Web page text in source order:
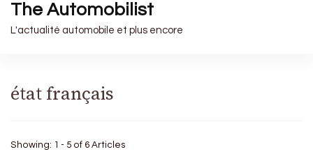
The Automobilist
L'actualité automobile et plus encore
état français
Showing: 1 - 5 of 6 Articles